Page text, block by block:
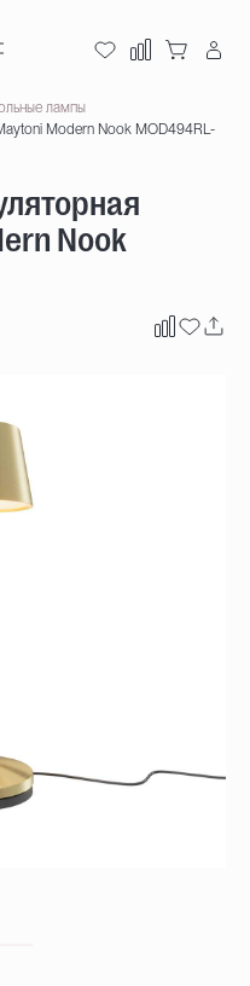
лампы
Modern Nook MOD494RL-
Nook